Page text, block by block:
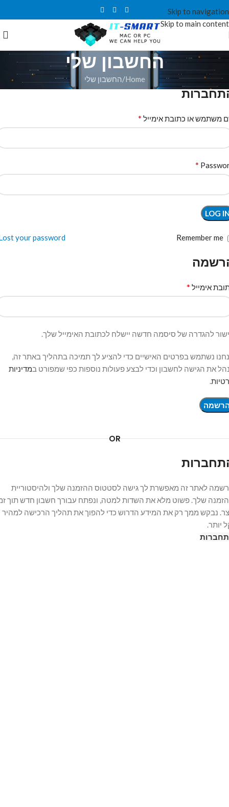
Skip to navigation
Skip to main content
החשבון שלי
Home החשבון שלי
משתמש או כתובת אימייל *
*
LOG
your password? Remember me
אימייל *
להגדרה של סיסמה חדשה יישלח לכתובת האימייל שלך.
נשתמש בפרטים האישיים כדי להציע לך תמיכה בתהליך באתר זה,
את הגישה לחשבון וכדי לבצע פעולות נוספות כפי שמפורט במדיניות
.
OR
לאתר זה מאפשרת לך גישה לסטטוס ההזמנה שלך ולהיסטוריית
שלך. פשוט מלא את השדות למטה, ונפתח עבורך חשבון חדש תוך
נבקש ממך רק את המידע הדרוש כדי להפוך את תהליך הרכישה למהיר
יותר.